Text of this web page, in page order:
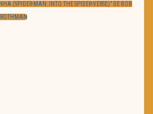
(SPIDER-MAN: INTO THE SPIDER-VERSE)” DE BOB
ROTHMAN